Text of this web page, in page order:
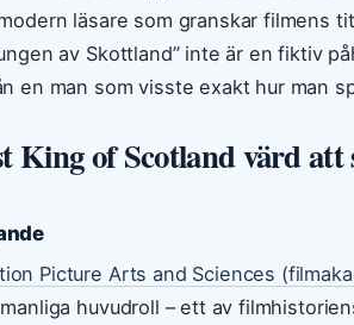
läsare som granskar filmens
av Skottland” inte är en fiktiv
en man som visste exakt hur man
King of Scotland värd att
Picture Arts and Sciences
huvudroll – ett av